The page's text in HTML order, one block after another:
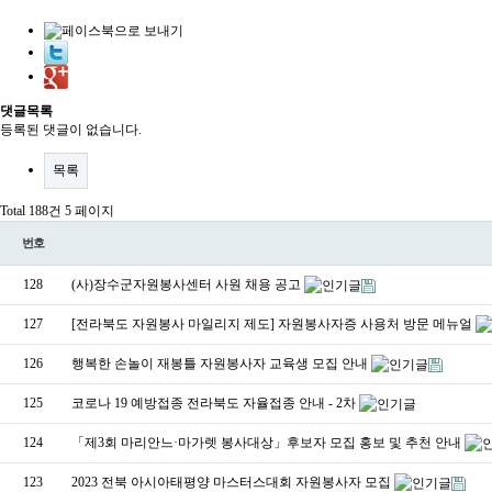
댓글목록
등록된 댓글이 없습니다.
목록
Total 188건 5 페이지
번호
128 (사)장수군자원봉사센터 사원 채용 공고
127 [전라북도 자원봉사 마일리지 제도] 자원봉사자증 사용처 방문 메뉴얼
126 행복한 손놀이 재봉틀 자원봉사자 교육생 모집 안내
125 코로나 19 예방접종 전라북도 자율접종 안내 - 2차
124 「제3회 마리안느·마가렛 봉사대상」후보자 모집 홍보 및 추천 안내
123 2023 전북 아시아태평양 마스터스대회 자원봉사자 모집